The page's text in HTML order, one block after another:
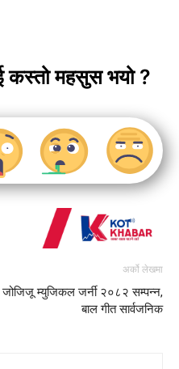
कस्तो महसुस भयो ?
अर्को लेखमा
जोजिजू म्युजिकल जर्नी २०८२ सम्पन्न,
बाल गीत सार्वजनिक